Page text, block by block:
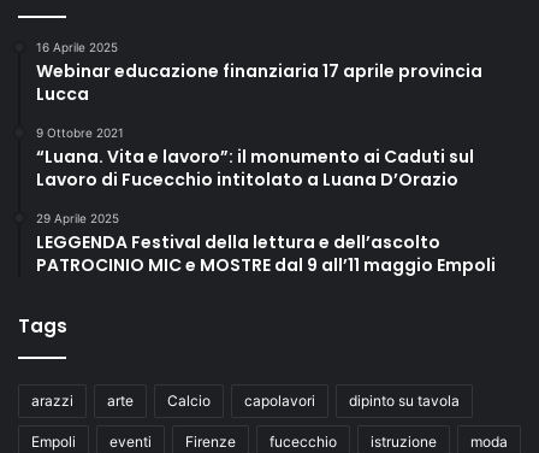
16 Aprile 2025
Webinar educazione finanziaria 17 aprile provincia
Lucca
9 Ottobre 2021
“Luana. Vita e lavoro”: il monumento ai Caduti sul
Lavoro di Fucecchio intitolato a Luana D’Orazio
29 Aprile 2025
LEGGENDA Festival della lettura e dell’ascolto
PATROCINIO MIC e MOSTRE dal 9 all’11 maggio Empoli
Tags
arazzi arte Calcio capolavori dipinto su tavola
Empoli eventi Firenze fucecchio istruzione moda